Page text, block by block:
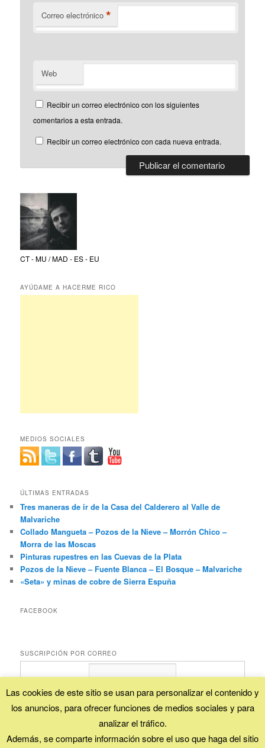
Correo electrónico *
Web
Recibir un correo electrónico con los siguientes
comentarios a esta entrada.
Recibir un correo electrónico con cada nueva entrada.
CT - MU / MAD - ES - EU
AYÚDAME A HACERME RICO
MEDIOS SOCIALES
ÚLTIMAS ENTRADAS
Tres maneras de ir de la Casa del Calderero al Valle de
Malvariche
Collado Mangueta – Pozos de la Nieve – Morrón Chico –
Morra de las Moscas
Pinturas rupestres en las Cuevas de la Plata
Pozos de la Nieve – Fuente Blanca – El Bosque – Malvariche
«Seta» y minas de cobre de Sierra Espuña
FACEBOOK
SUSCRIPCIÓN POR CORREO
Proporcionado porFeedBurner
Las cookies de este sitio se usan para personalizar el contenido y
los anuncios, para ofrecer funciones de medios sociales y para
analizar el tráfico.
Además, se comparte información sobre el uso que haga del sitio